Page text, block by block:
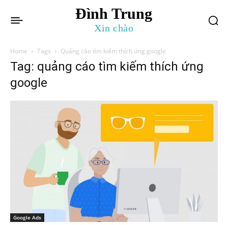
Đình Trung
Xin chào
Home Tags Quảng cáo tìm kiếm thích ứng google
Tag: quảng cáo tìm kiếm thích ứng
google
Google Ads